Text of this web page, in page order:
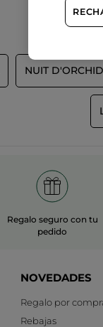
NUIT
Regalo seguro con tu
pedido
NOVEDADES
Regalo por
Rebajas